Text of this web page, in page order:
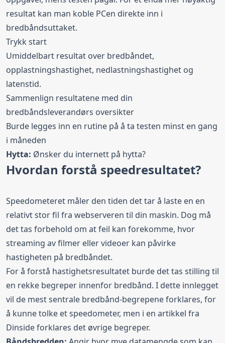
resultat kan man koble PCen direkte inn i
bredbåndsuttaket.
Trykk start
Umiddelbart resultat over bredbåndet,
opplastningshastighet, nedlastningshastighet og
latenstid.
Sammenlign resultatene med din
bredbåndsleverandørs oversikter
Burde legges inn en rutine på å ta testen minst en gang
i måneden
Hytta: Ønsker du internett på hytta?
Hvordan forstå speedresultatet?
Speedometeret måler den tiden det tar å laste en en
relativt stor fil fra webserveren til din maskin. Dog må
det tas forbehold om at feil kan forekomme, hvor
streaming av filmer eller videoer kan påvirke
hastigheten på bredbåndet.
For å forstå hastighetsresultatet burde det tas stilling til
en rekke begreper innenfor bredbånd. I dette innlegget
vil de mest sentrale bredbånd-begrepene forklares, for
å kunne tolke et speedometer, men i en artikkel fra
Dinsideforklares det øvrige begreper.